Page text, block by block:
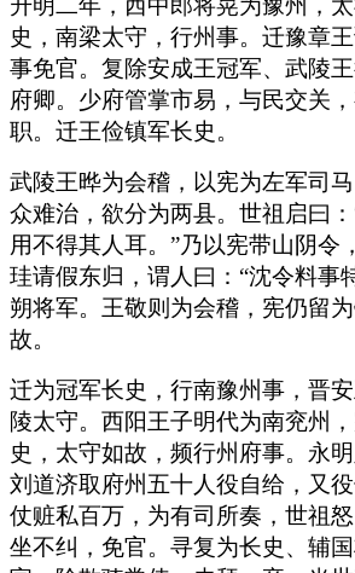
升明二年，西中郎将晃为豫州，
史，南梁太守，行州事。迁豫章
事免官。复除安成王冠军、武陵
府卿。少府管掌市易，与民交关
职。迁王俭镇军长史。
武陵王晔为会稽，以宪为左军司
众难治，欲分为两县。世祖启曰
用不得其人耳。”乃以宪带山阴令
珪请假东归，谓人曰：“沈令料事
朔将军。王敬则为会稽，宪仍留
故。
迁为冠军长史，行南豫州事，晋
陵太守。西阳王子明代为南兖州
史，太守如故，频行州府事。永
刘道济取府州五十人役自给，又
仗赃私百万，为有司所奏，世祖
坐不纠，免官。寻复为长史、辅